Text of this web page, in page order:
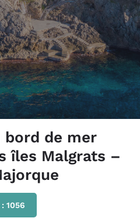
bord de mer
îles Malgrats –
: 1056